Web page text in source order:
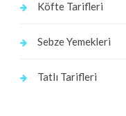
Köfte Tarifleri
Sebze Yemekleri
Tatlı Tarifleri